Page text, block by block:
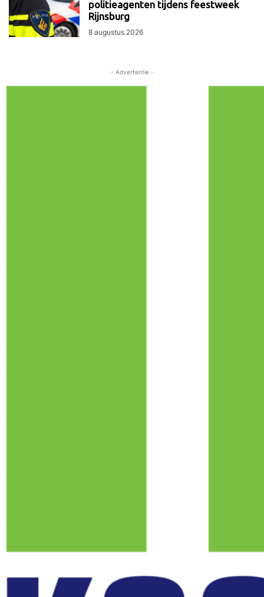
politieagenten tijdens feestweek
Rijnsburg
8 augustus 2026
- Advertentie -